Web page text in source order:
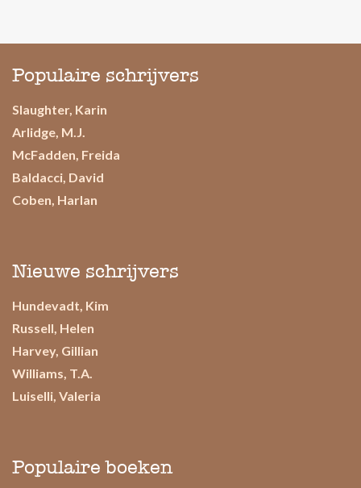
Populaire schrijvers
Slaughter, Karin
Arlidge, M.J.
McFadden, Freida
Baldacci, David
Coben, Harlan
Nieuwe schrijvers
Hundevadt, Kim
Russell, Helen
Harvey, Gillian
Williams, T.A.
Luiselli, Valeria
Populaire boeken